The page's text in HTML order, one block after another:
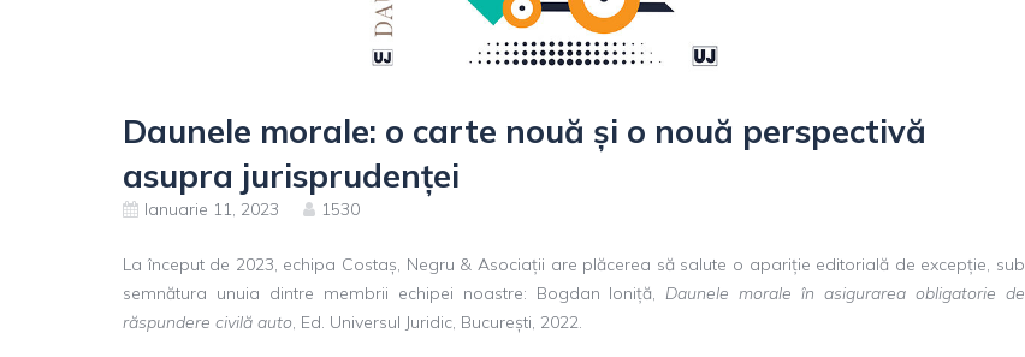
Daunele morale: o carte nouă și o nouă perspectivă
asupra jurisprudenței
Ianuarie 11, 2023 1530
La început de 2023, echipa Costaș, Negru & Asociații are plăcerea să salute o apariție editorială de excepție, sub
semnătura unuia dintre membrii echipei noastre: Bogdan Ioniță,Daunele morale în asigurarea obligatorie de
răspundere civilă auto, Ed. Universul Juridic, București, 2022.